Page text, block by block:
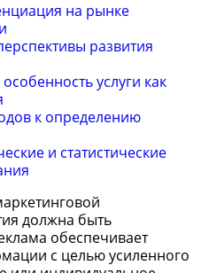
на рынке
развития
услуги как
к определению
и статистические
должна быть
обеспечивает
с целью усиленного